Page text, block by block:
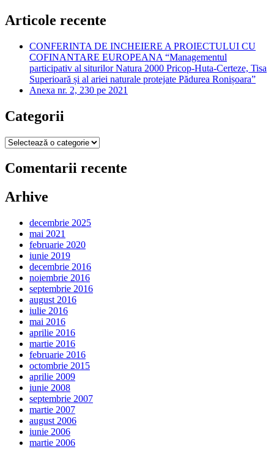
Articole recente
CONFERINTA DE INCHEIERE A PROIECTULUI CU
COFINANTARE EUROPEANA “Managementul
participativ al siturilor Natura 2000 Pricop-Huta-Certeze, Tisa
Superioară și al ariei naturale protejate Pădurea Ronișoara”
Anexa nr. 2, 230 pe 2021
Categorii
Categorii
Comentarii recente
Arhive
decembrie 2025
mai 2021
februarie 2020
iunie 2019
decembrie 2016
noiembrie 2016
septembrie 2016
august 2016
iulie 2016
mai 2016
aprilie 2016
martie 2016
februarie 2016
octombrie 2015
aprilie 2009
iunie 2008
septembrie 2007
martie 2007
august 2006
iunie 2006
martie 2006